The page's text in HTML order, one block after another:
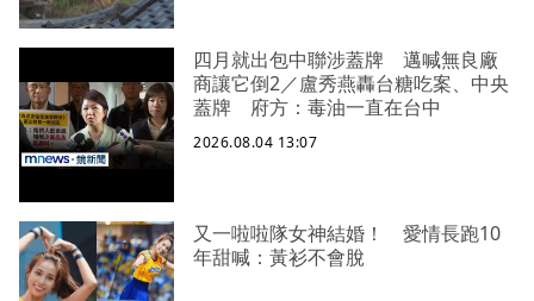
四月就出包中聯涉蓋牌 邁喊無良廠
商讓它倒2／盧秀燕轟台糖吃案、中央
蓋牌 府方：毒油一直在台中
2026.08.04 13:07
又一啦啦隊女神結婚！ 愛情長跑10
年甜喊：黃衫不會脫